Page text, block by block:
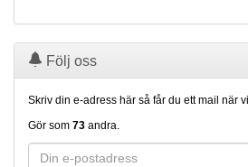
Följ oss
Skriv din e-adress här så får du ett mail när
Gör som 73 andra.